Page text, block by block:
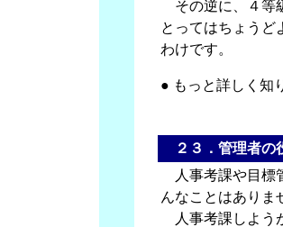
その逆に、４等
とってはちょうど
わけです。
● もっと詳しく
２３．管理者の
人事考課や目標
んなことはありま
人事考課しよう